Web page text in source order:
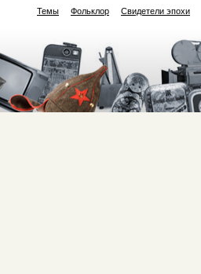
Темы Фольклор Свидетели эпохи